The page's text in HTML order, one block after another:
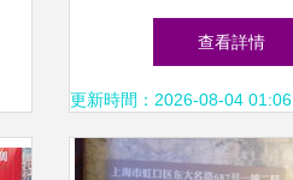
文化進校園”網絡研
藝術交流活
查看詳情
更新時間：2026-08-04